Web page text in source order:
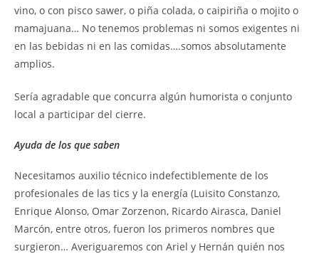
vino, o con pisco sawer, o piña colada, o caipiriña o mojito o
mamajuana… No tenemos problemas ni somos exigentes ni
en las bebidas ni en las comidas….somos absolutamente
amplios.
Sería agradable que concurra algún humorista o conjunto
local a participar del cierre.
Ayuda de los que saben
Necesitamos auxilio técnico indefectiblemente de los
profesionales de las tics y la energía (Luisito Constanzo,
Enrique Alonso, Omar Zorzenon, Ricardo Airasca, Daniel
Marcón, entre otros, fueron los primeros nombres que
surgieron… Averiguaremos con Ariel y Hernán quién nos